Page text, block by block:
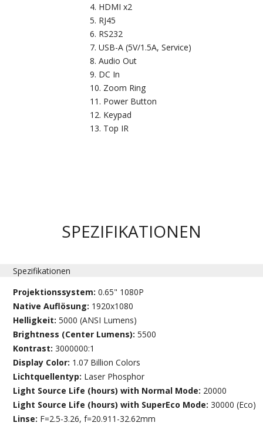
HDMI x2
RJ45
RS232
USB-A (5V/1.5A, Service)
Audio Out
DC In
Zoom Ring
Power Button
Keypad
Top IR
SPEZIFIKATIONEN
Spezifikationen
Projektionssystem:0.65" 1080P
Native Auflösung: 1920x1080
Helligkeit:5000 (ANSI Lumens)
Brightness (Center Lumens):5500
Kontrast:3000000:1
Display Color: 1.07 Billion Colors
Lichtquellentyp: Laser Phosphor
Light Source Life (hours) with Normal Mode: 20000
Light Source Life (hours) with SuperEco Mode:30000 (Eco)
Linse: F=2.5-3.26, f=20.911-32.62mm